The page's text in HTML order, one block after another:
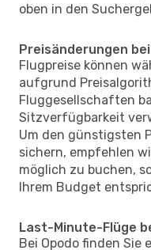
oben in den
Preisänderungen
Flugpreise können
aufgrund
Fluggesellschaften
Sitzverfügbarkeit
Um den günstigsten
sichern, empfehlen
möglich zu buchen,
Ihrem Budget
Last-Minute-Flüge
Bei Opodo finden Sie